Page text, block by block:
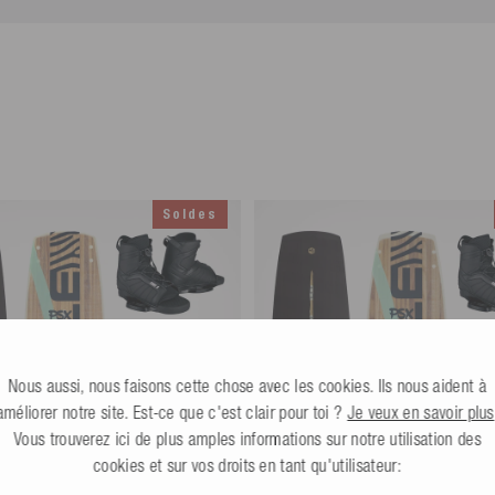
Soldes
Nous aussi, nous faisons cette chose avec les cookies. Ils nous aident à
notre site. Est-ce que c'est clair pour toi ?Je veux en savoir plus
Vous trouverez ici de plus amples informations sur notre utilisation des
cookies et sur vos droits en tant qu'utilisateur: